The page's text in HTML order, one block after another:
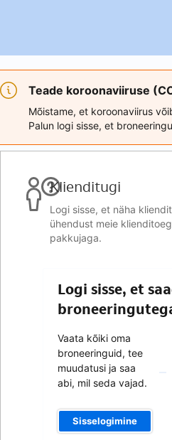
Teade koroonaviiruse
Mõistame, et koroonaviirus
Palun logi sisse, et
Klienditugi
Logi sisse, et näha
ühendust meie
pakkujaga.
Logi sisse, et
Vaata kõiki oma
broneeringuid, tee
muudatusi ja saa
abi, mil seda vajad.
Sisselogimine